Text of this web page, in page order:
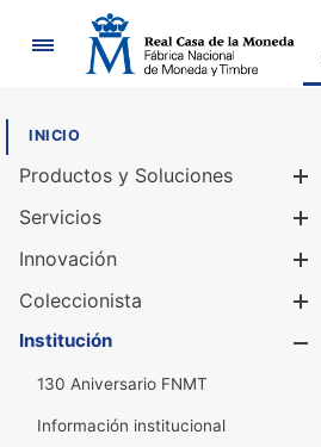
Navegación
INICIO
Productos y Soluciones
Servicios
Innovación
Coleccionista
Institución
130 Aniversario FNMT
Información institucional